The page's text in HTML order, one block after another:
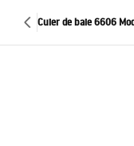
Cuier de baie 6606